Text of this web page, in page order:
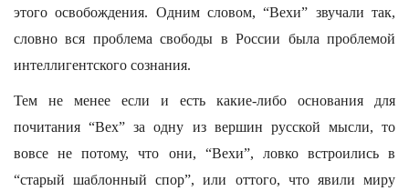
этого освобождения. Одним словом, “Вехи” звучали так,
словно вся проблема свободы в России была проблемой
интеллигентского сознания.
Тем не менее если и есть какие-либо основания для
почитания “Вех” за одну из вершин русской мысли, то
вовсе не потому, что они, “Вехи”, ловко встроились в
“старый шаблонный спор”, или оттого, что явили миру